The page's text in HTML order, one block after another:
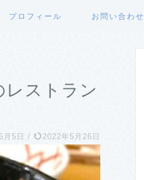
プロフィール お問い合わせ
レストラン
月5日 / 2022年5月26日